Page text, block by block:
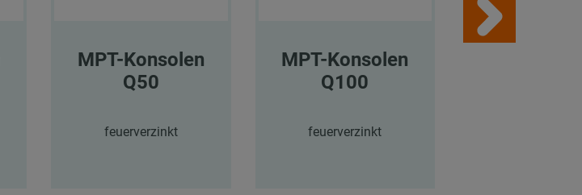
MPT-Konsolen
Q50
feuerverzinkt
MPT-Konsolen
Q100
feuerverzinkt